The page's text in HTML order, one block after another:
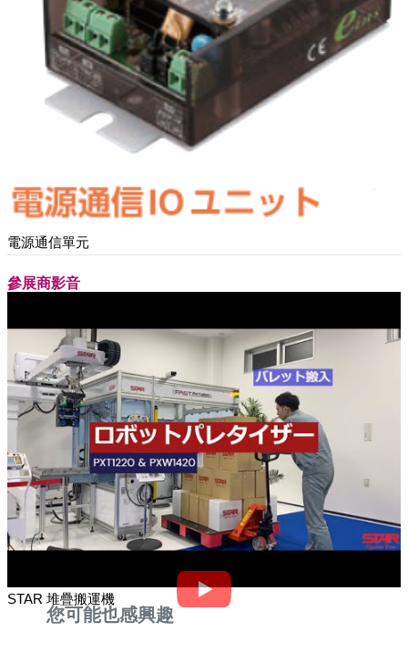
電源通信單元
參展商影音
STAR 堆疊搬運機
您可能也感興趣